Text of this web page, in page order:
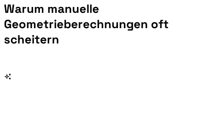
Warum manuelle
Geometrieberechnungen oft
scheitern